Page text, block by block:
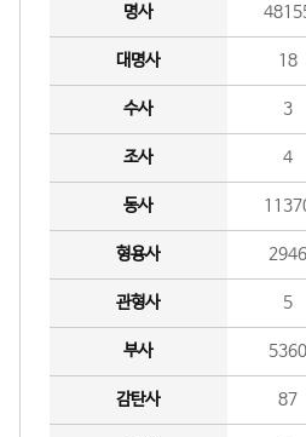
명사
대명사 18
수사 3
조사 4
동사
형용사 2946
관형사 5
부사 5360
감탄사 87